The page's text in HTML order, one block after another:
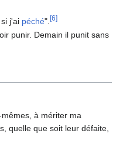
j'ai péché".[6]
punir. Demain il punit sans
à mériter ma
quelle que soit leur défaite,